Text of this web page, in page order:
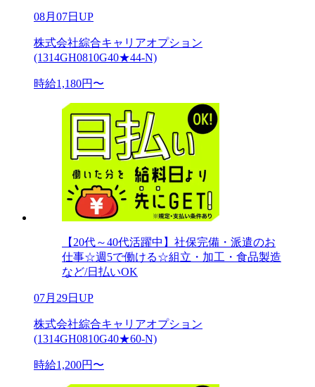
08月07日UP
株式会社綜合キャリアオプション
(1314GH0810G40★44-N)
時給1,180円〜
【20代～40代活躍中】社保完備・派遣のお
仕事☆週5で働ける☆組立・加工・食品製造
など/日払いOK
07月29日UP
株式会社綜合キャリアオプション
(1314GH0810G40★60-N)
時給1,200円〜